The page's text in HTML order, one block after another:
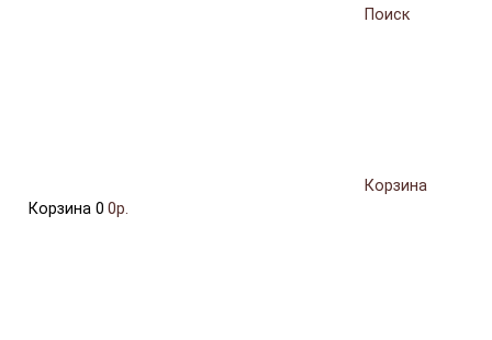
Поиск
Корзина
Корзина 0 0р.